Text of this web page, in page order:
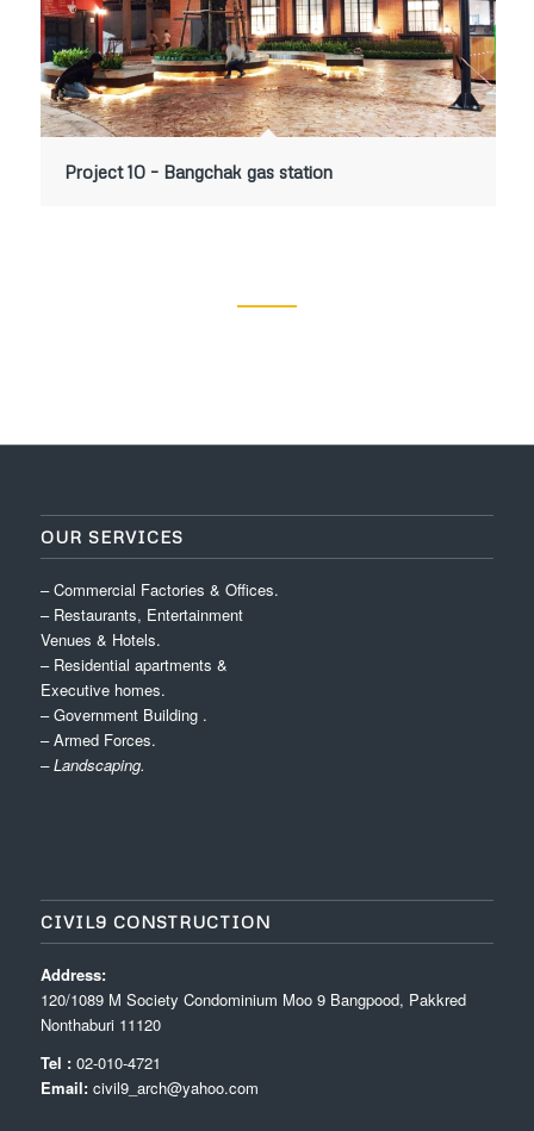
Project 10 – Bangchak gas station
OUR SERVICES
– Commercial Factories & Offices.
– Restaurants, Entertainment
Venues & Hotels.
– Residential apartments &
Executive homes.
– Government Building .
– Armed Forces.
– Landscaping.
CIVIL9 CONSTRUCTION
Address:
120/1089 M Society Condominium Moo 9 Bangpood, Pakkred
Nonthaburi 11120
Tel :02-010-4721
Email: civil9_arch@yahoo.com